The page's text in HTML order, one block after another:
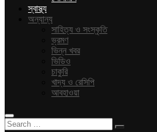
স্বাস্থ্য
অন্যান্য
সাহিত্য ও সংস্কৃতি
ভ্রমণ
ভিন্ন খবর
ভিডিও
চাকুরি
খাদ্য ও রেসিপি
আবহাওয়া
Search